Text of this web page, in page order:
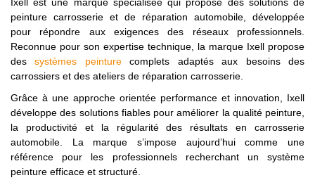
peinture carrosserie et de réparation automobile, développée
pour répondre aux exigences des réseaux professionnels.
Reconnue pour son expertise technique, la marque Ixell propose
dessystèmes peinturecomplets adaptés aux besoins des
carrossiers et des ateliers de réparation carrosserie.
Grâce à une approche orientée performance et innovation, Ixell
développe des solutions fiables pour améliorer la qualité peinture,
la productivité et la régularité des résultats en carrosserie
automobile. La marque s’impose aujourd’hui comme une
référence pour les professionnels recherchant un système
peinture efficace et structuré.